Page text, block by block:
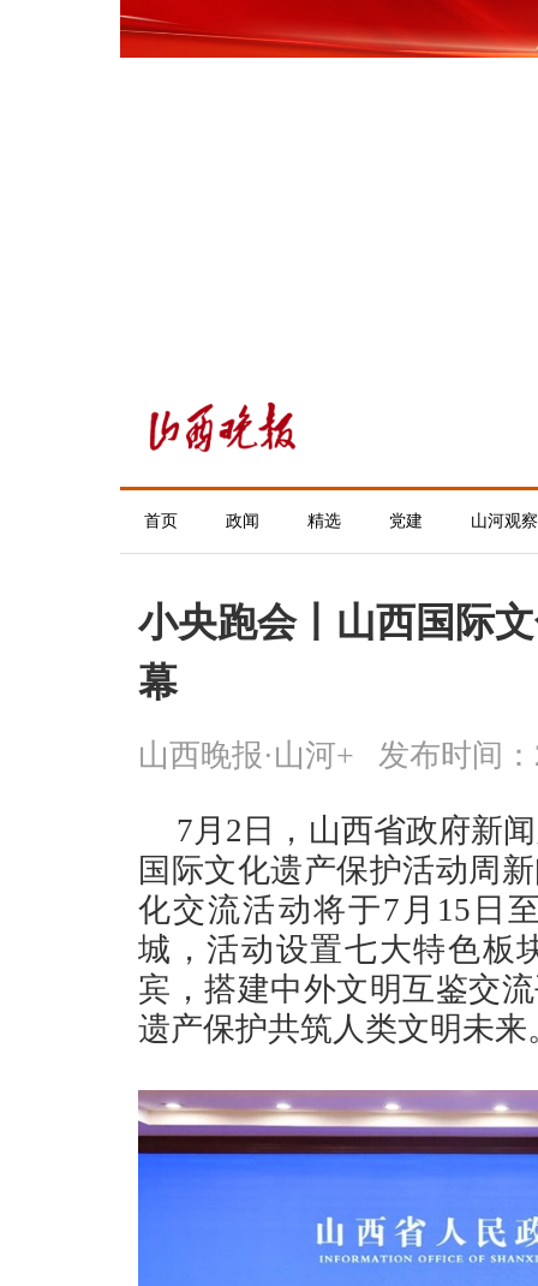
首页 政闻 精选 党建 山河观察
小央跑会丨山西国际
幕
山西晚报·山河+ 发布时间：
7月2日，山西省政府新
国际文化遗产保护活动周
化交流活动将于7月15日
城，活动设置七大特色板
宾，搭建中外文明互鉴交
遗产保护共筑人类文明未来